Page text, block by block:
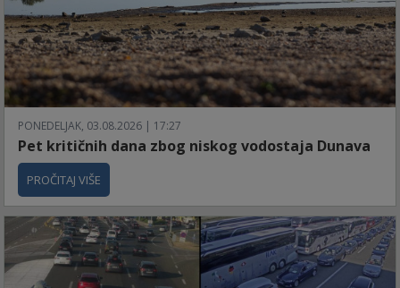
PONEDELJAK, 03.08.2026 | 17:27
Pet kritičnih dana zbog niskog vodostaja Dunava
PROČITAJ VIŠE